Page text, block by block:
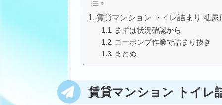
賃貸マンション トイレ詰まり 糖
まずは状況確認から
ローポンプ作業で詰まり抜き
まとめ
賃貸マンション トイレ